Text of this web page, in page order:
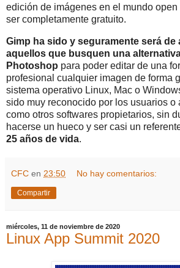
edición de imágenes en el mundo
ser completamente gratuito.
Gimp ha sido y seguramente será de
aquellos que busquen una
Photoshop para poder editar de una
profesional cualquier imagen de forma
sistema operativo Linux, Mac o
sido muy reconocido por los usuarios o
como otros softwares propietarios, sin
hacerse un hueco y ser casi un
25 años de vida.
CFC en 23:50 No hay comentarios:
Compartir
miércoles, 11 de noviembre de 2020
Linux App Summit 2020